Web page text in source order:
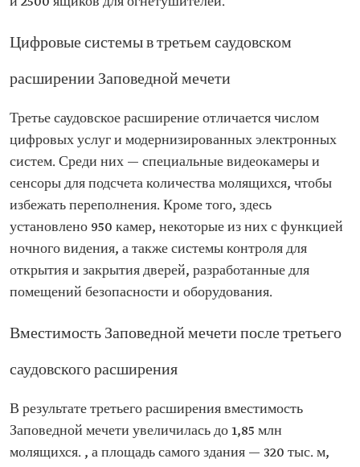
Цифровые системы в третьем саудовском
расширении Заповедной мечети
Третье саудовское расширение отличается числом
цифровых услуг и модернизированных электронных
систем. Среди них — специальные видеокамеры и
сенсоры для подсчета количества молящихся, чтобы
избежать переполнения. Кроме того, здесь
установлено 950 камер, некоторые из них с функцией
ночного видения, а также системы контроля для
открытия и закрытия дверей, разработанные для
помещений безопасности и оборудования.
Вместимость Заповедной мечети после третьего
саудовского расширения
В результате третьего расширения вместимость
Заповедной мечети увеличилась до 1,85 млн
молящихся. , а площадь самого здания — 320 тыс. м,